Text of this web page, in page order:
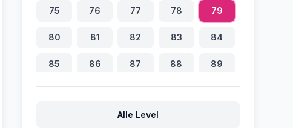
75 76 77 78 79
80 81 82 83 84
85 86 87 88 89
90 91 92 93 94
97
Alle Level